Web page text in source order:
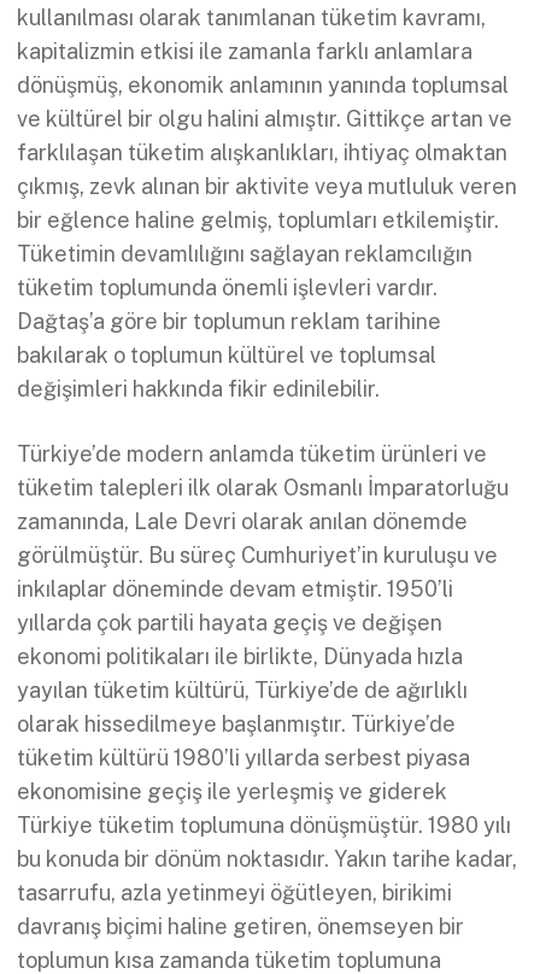
kullanılması olarak tanımlanan tüketim kavramı,
kapitalizmin etkisi ile zamanla farklı anlamlara
dönüşmüş, ekonomik anlamının yanında toplumsal
ve kültürel bir olgu halini almıştır. Gittikçe artan ve
farklılaşan tüketim alışkanlıkları, ihtiyaç olmaktan
çıkmış, zevk alınan bir aktivite veya mutluluk veren
bir eğlence haline gelmiş, toplumları etkilemiştir.
Tüketimin devamlılığını sağlayan reklamcılığın
tüketim toplumunda önemli işlevleri vardır.
Dağtaş’a göre bir toplumun reklam tarihine
bakılarak o toplumun kültürel ve toplumsal
değişimleri hakkında fikir edinilebilir.
Türkiye’de modern anlamda tüketim ürünleri ve
tüketim talepleri ilk olarak Osmanlı İmparatorluğu
zamanında, Lale Devri olarak anılan dönemde
görülmüştür. Bu süreç Cumhuriyet’in kuruluşu ve
inkılaplar döneminde devam etmiştir. 1950’li
yıllarda çok partili hayata geçiş ve değişen
ekonomi politikaları ile birlikte, Dünyada hızla
yayılan tüketim kültürü, Türkiye’de de ağırlıklı
olarak hissedilmeye başlanmıştır. Türkiye’de
tüketim kültürü 1980’li yıllarda serbest piyasa
ekonomisine geçiş ile yerleşmiş ve giderek
Türkiye tüketim toplumuna dönüşmüştür. 1980 yılı
bu konuda bir dönüm noktasıdır. Yakın tarihe kadar,
tasarrufu, azla yetinmeyi öğütleyen, birikimi
davranış biçimi haline getiren, önemseyen bir
toplumun kısa zamanda tüketim toplumuna